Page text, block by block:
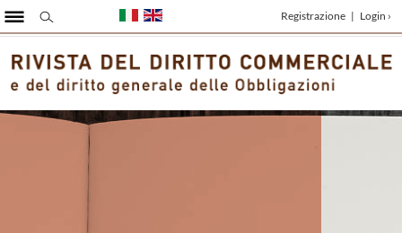
Registrazione | Login ›